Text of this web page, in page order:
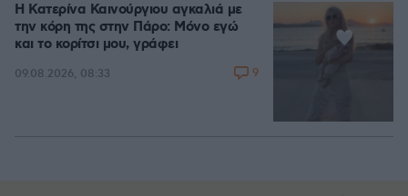
Η Κατερίνα Καινούργιου αγκαλιά με
την κόρη της στην Πάρο: Μόνο εγώ
και το κορίτσι μου, γράφει
09.08.2026, 08:33 9